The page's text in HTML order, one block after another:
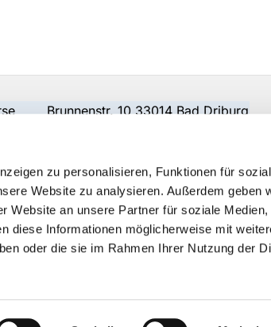
zu personalisieren, Funktionen für
Website zu analysieren. Außerdem geben
Website an unsere Partner für soziale Medien,
diese Informationen möglicherweise mit
oder die sie im Rahmen Ihrer Nutzung der
Brunnenstr. 10 33014 Bad Driburg